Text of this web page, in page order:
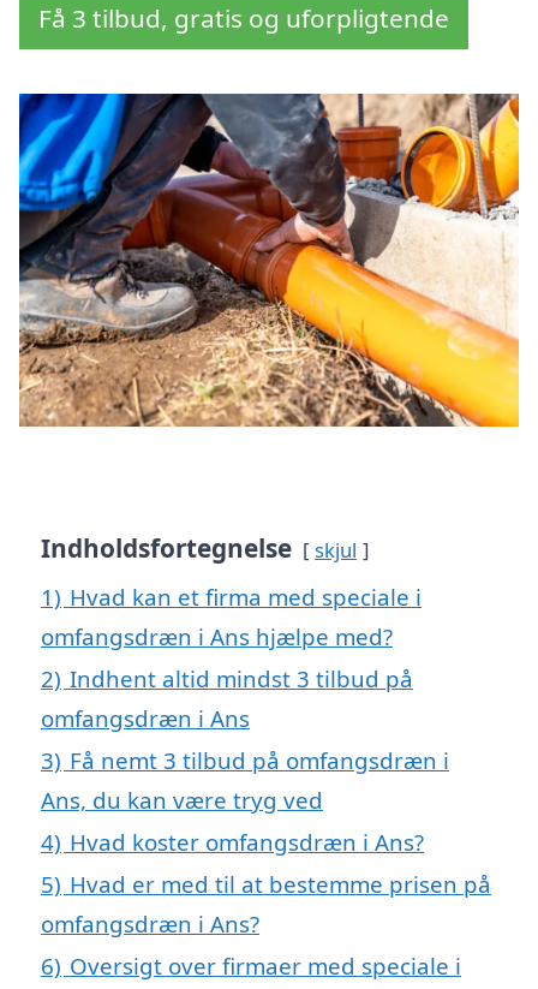
Få 3 tilbud, gratis og uforpligtende
Indholdsfortegnelse skjul
1) Hvad kan et firma med speciale i
omfangsdræn i Ans hjælpe med?
2) Indhent altid mindst 3 tilbud på
omfangsdræn i Ans
3) Få nemt 3 tilbud på omfangsdræn i
Ans, du kan være tryg ved
4) Hvad koster omfangsdræn i Ans?
5) Hvad er med til at bestemme prisen på
omfangsdræn i Ans?
6) Oversigt over firmaer med speciale i